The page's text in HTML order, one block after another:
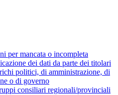
per mancata o incompleta
dei dati da parte dei titolari
politici, di amministrazione, di
o di governo
consiliari regionali/provinciali